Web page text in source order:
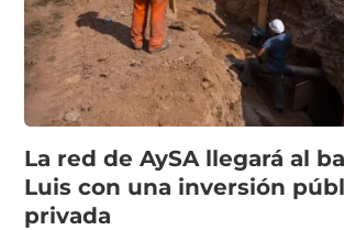
La red de AySA llegará al
Luis con una inversión
privada